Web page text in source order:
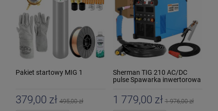
Pakiet startowy MIG 1
379,00 zł 495,00 zł
Sherman TIG 210 AC/DC
pulse Spawarka inwertorowa
1 779,00 zł 1 976,00 zł